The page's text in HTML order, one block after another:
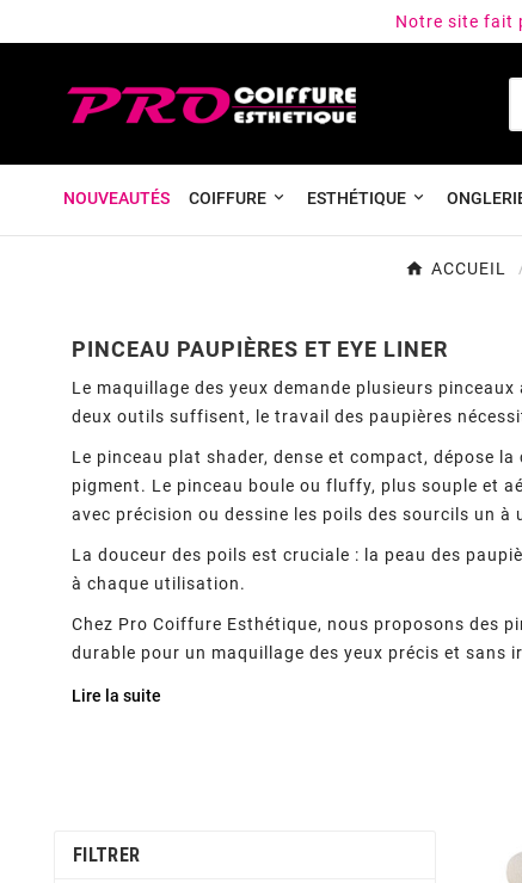
Notre site fait
NOUVEAUTÉS COIFFURE ESTHÉTIQUE
ACCUEIL
PINCEAU PAUPIÈRES ET EYE LINER
Le maquillage des yeux demande plusieurs
deux outils suffisent, le travail des paupières
Le pinceau plat shader, dense et compact, dépose
pigment. Le pinceau boule ou fluffy, plus souple et
avec précision ou dessine les poils des sourcils un
La douceur des poils est cruciale : la peau des
à chaque utilisation.
Chez Pro Coiffure Esthétique, nous proposons des
durable pour un maquillage des yeux précis et sans
Lire la suite
FILTRER